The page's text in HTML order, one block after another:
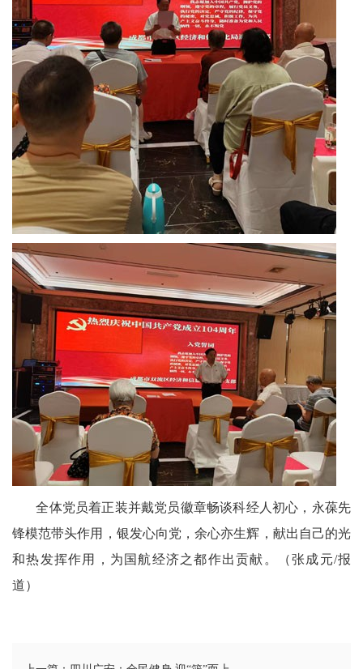
文
学
中
交
电
银
龄
信
游
民
间
全体党员着正装并戴党员徽章畅谈科经人初心，永葆先
锋模范带头作用，银发心向党，余心亦生辉，献出自己的光
和热发挥作用，为国航经济之都作出贡献。（张成元/报
道）